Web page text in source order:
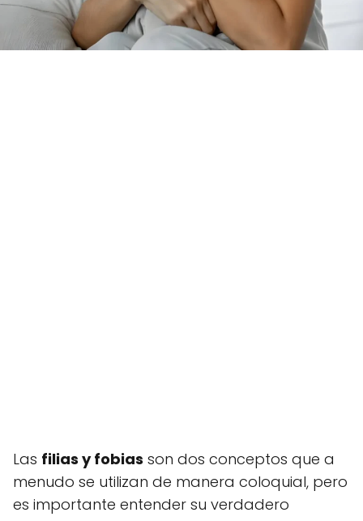
Las filias y fobias son dos conceptos que a
menudo se utilizan de manera coloquial, pero
es importante entender su verdadero